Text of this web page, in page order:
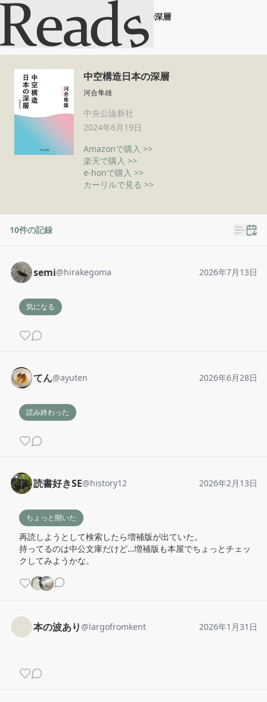
中空構造日本の深層
ホーム 中空構造日本の深層
中空構造日本の深層
河合隼雄
中央公論新社
2024年6月19日
Amazonで購入 >>
楽天で購入 >>
e-honで購入 >>
カーリルで見る >>
10件の記録
semi@hirakegoma 2026年7月13日
気になる
てん@ayuten 2026年6月28日
読み終わった
読書好きSE@history12 2026年2月13日
ちょっと開いた
再読しようとして検索したら増補版が出ていた。
持ってるのは中公文庫だけど…増補版も本屋でちょっとチェッ
クしてみようかな。
本の波あり @largofromkent 2026年1月31日